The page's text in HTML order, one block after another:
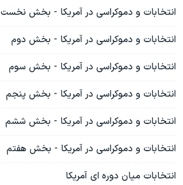
انتخابات و دموکراسی در آمريکا - بخش نخست
انتخابات و دموکراسی در آمريکا - بخش دوم
انتخابات و دموکراسی در آمريکا - بخش سوم
انتخابات و دموکراسی در آمريکا - بخش پنجم
انتخابات و دموکراسی در آمريکا - بخش ششم
انتخابات و دموکراسی در آمریکا - بخش هفتم
انتخابات میان دوره ای آمریکا